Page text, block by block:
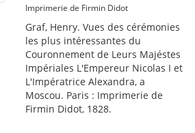
Imprimerie de Firmin Didot
Graf, Henry. Vues des cérémonies
les plus intéressantes du
Couronnement de Leurs Majéstes
Impériales L'Empereur Nicolas I et
L'Impératrice Alexandra, a
Moscou. Paris : Imprimerie de
Firmin Didot, 1828.